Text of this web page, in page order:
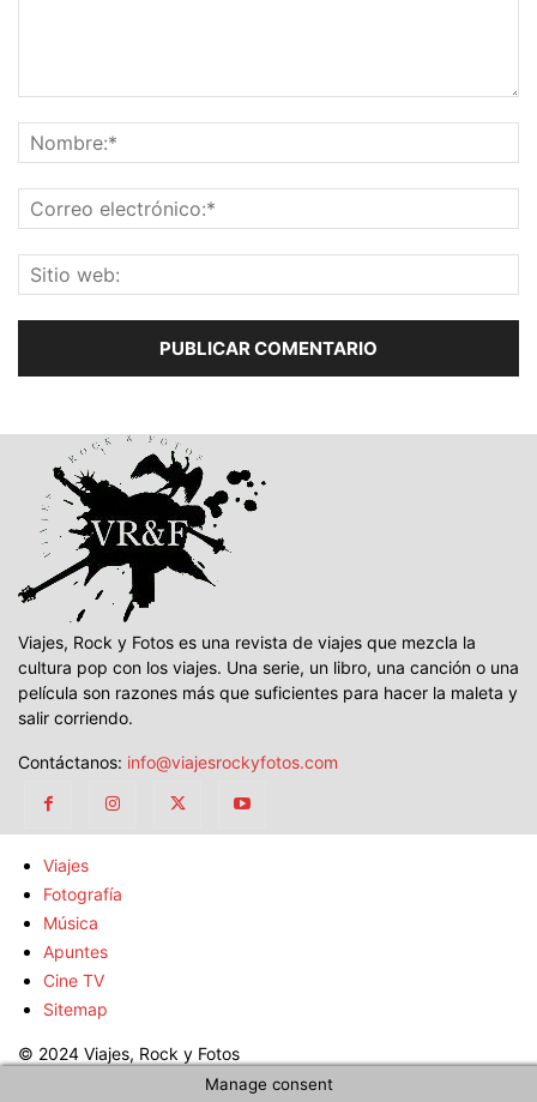
Viajes, Rock y Fotos es una revista de viajes que mezcla la
cultura pop con los viajes. Una serie, un libro, una canción o una
película son razones más que suficientes para hacer la maleta y
salir corriendo.
Contáctanos: info@viajesrockyfotos.com
Viajes
Fotografía
Música
Apuntes
Cine TV
Sitemap
© 2024 Viajes, Rock y Fotos
Manage consent